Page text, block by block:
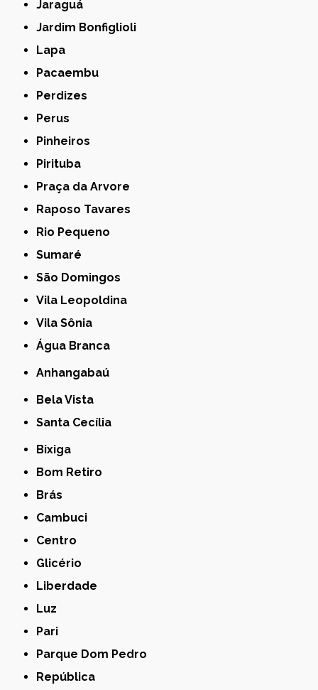
Jaraguá
Jardim Bonfiglioli
Lapa
Pacaembu
Perdizes
Perus
Pinheiros
Pirituba
Praça da Arvore
Raposo Tavares
Rio Pequeno
Sumaré
São Domingos
Vila Leopoldina
Vila Sônia
Água Branca
Anhangabaú
Bela Vista
Santa Cecília
Bixiga
Bom Retiro
Brás
Cambuci
Centro
Glicério
Liberdade
Luz
Pari
Parque Dom Pedro
República